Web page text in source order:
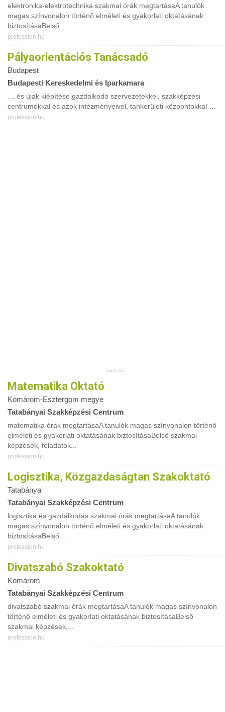
elektronika-elektrotechnika szakmai órák megtartásaA tanulók
magas színvonalon történő elméleti és gyakorlati oktatásának
biztosításaBelső...
profession.hu
Pályaorientációs Tanácsadó
Budapest
Budapesti Kereskedelmi és Iparkamara
… és újak kiépítése gazdálkodó szervezetekkel, szakképzési
centrumokkal és azok intézményeivel, tankerületi központokkal …
profession.hu
Matematika Oktató
Komárom-Esztergom megye
Tatabányai Szakképzési Centrum
matematika órák megtartásaA tanulók magas színvonalon történő
elméleti és gyakorlati oktatásának biztosításaBelső szakmai
képzések, feladatok...
profession.hu
Logisztika, Közgazdaságtan Szakoktató
Tatabánya
Tatabányai Szakképzési Centrum
logisztika és gazdálkodás szakmai órák megtartásaA tanulók
magas színvonalon történő elméleti és gyakorlati oktatásának
biztosításaBelső...
profession.hu
Divatszabó Szakoktató
Komárom
Tatabányai Szakképzési Centrum
divatszabó szakmai órák megtartásaA tanulók magas színvonalon
történő elméleti és gyakorlati oktatásának biztosításaBelső
szakmai képzések,...
profession.hu